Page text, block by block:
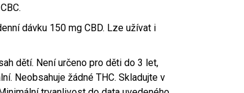
dávku 150 mg CBD. Lze užívat i
dětí. Není určeno pro děti do 3 let,
Neobsahuje žádné THC. Skladujte v